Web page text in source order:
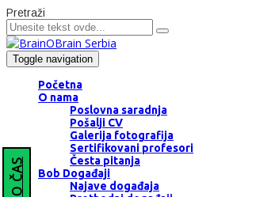
Pretraži
Toggle navigation
Početna
O nama
Poslovna saradnja
Pošalji CV
Galerija fotografija
Sertifikovani profesori
Česta pitanja
Bob Događaji
Najave događaja